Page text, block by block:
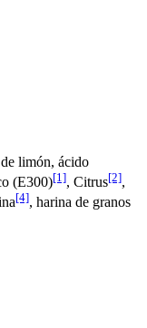
limón, ácido
(E300)[1], Citrus[2],
[4], harina de granos